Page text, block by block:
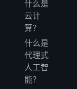
什么是
云计
算？
什么是
代理式
人工智
能？